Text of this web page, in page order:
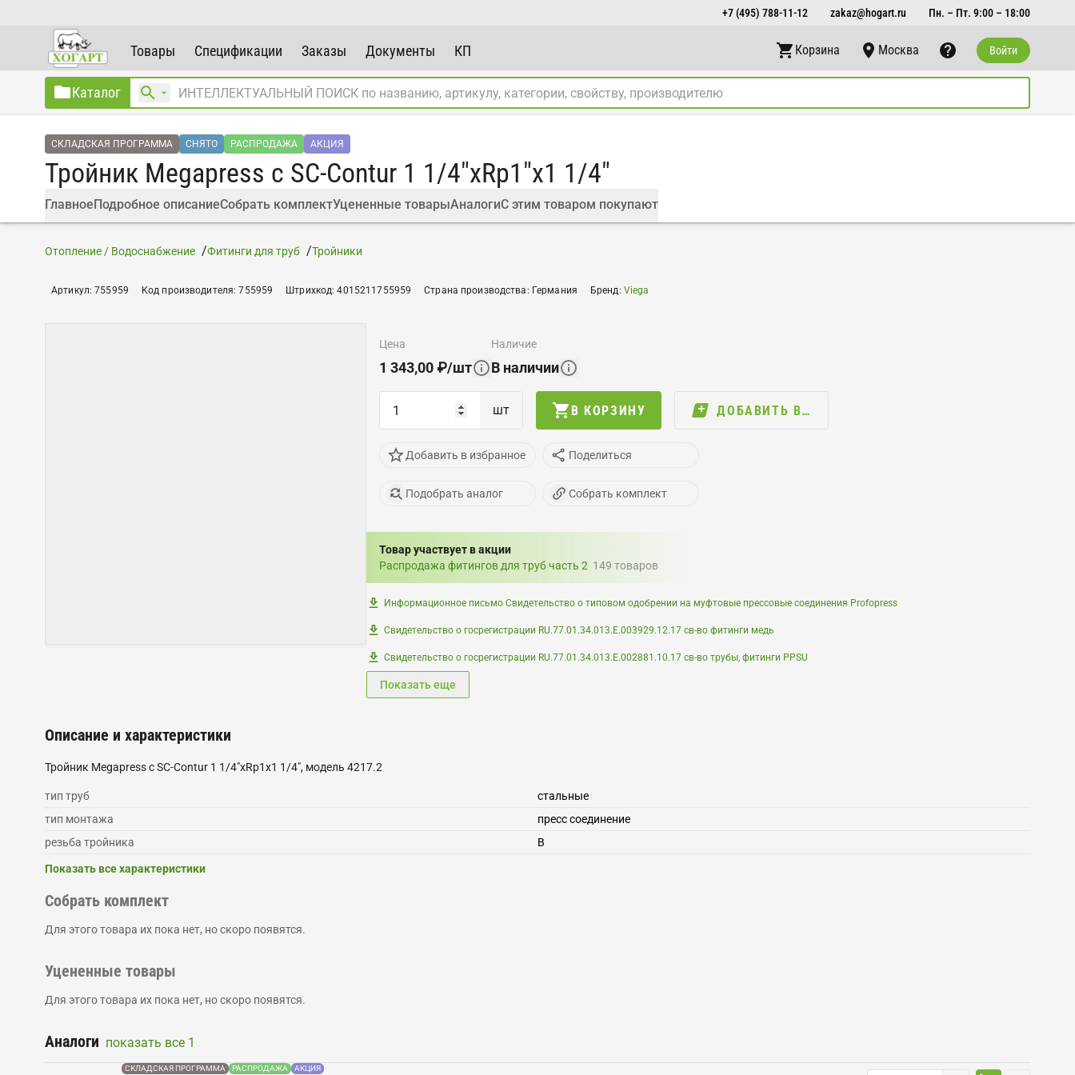
+7 (495) 788-11-12 zakaz@hogart.ru Пн. – Пт. 9:00 – 18:00
Товары Спецификации Заказы Документы КП Корзина Москва Войти
Каталог
СКЛАДСКАЯ ПРОГРАММА СНЯТО РАСПРОДАЖА АКЦИЯ
Тройник Megapress с SC-Contur 1 1/4"xRp1"x1 1/4"
ГлавноеПодробное описаниеСобрать комплектУцененные товарыАналогиС этим товаром покупают
Отопление / Водоснабжение Фитинги для труб Тройники
Артикул:755959 Код производителя:755959 Штрихкод:4015211755959 Страна производства: Германия Бренд: Viega
цена
1 343,00 ₽/шт
наличие
В наличии
шт В КОРЗИНУ ДОБАВИТЬ В…
Добавить в избранное Поделиться
Подобрать аналог Собрать комплект
Товар участвует в акции
Распродажа фитингов для труб часть 2 149 товаров
Информационное письмо Свидетельство о типовом одобрении на муфтовые прессовые соединения Profopress
Свидетельство о госрегистрации RU.77.01.34.013.Е.003929.12.17 св-во фитинги медь
Свидетельство о госрегистрации RU.77.01.34.013.Е.002881.10.17 св-во трубы, фитинги PPSU
Показать еще
Описание и характеристики
Тройник Megapress с SC-Contur 1 1/4"xRp1x1 1/4", модель 4217.2
тип труб
стальные
тип монтажа
пресс соединение
резьба тройника
В
Показать все характеристики
Собрать комплект
Для этого товара их пока нет, но скоро появятся.
Уцененные товары
Для этого товара их пока нет, но скоро появятся.
Аналоги показать все 1
СКЛАДСКАЯ ПРОГРАММА РАСПРОДАЖА АКЦИЯ